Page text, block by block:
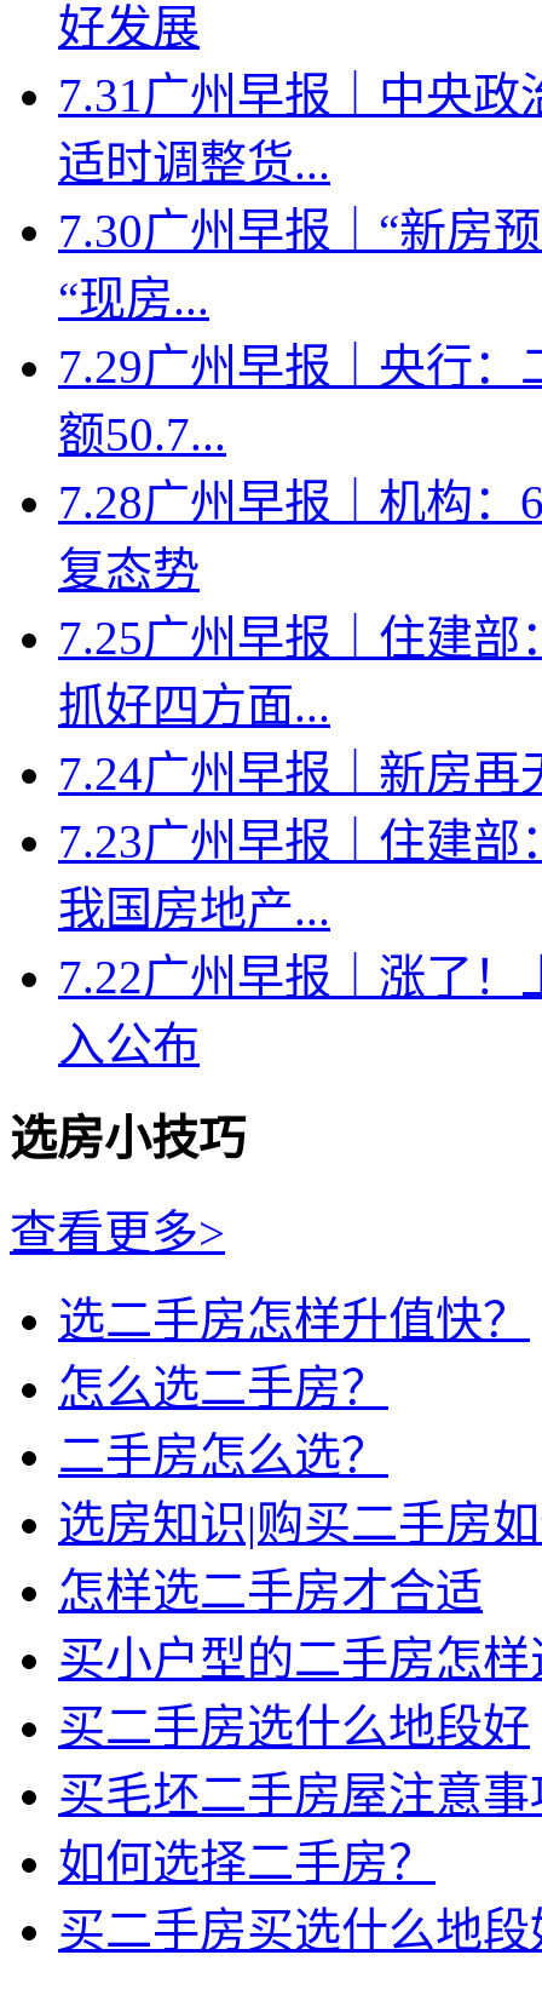
好发展
7.31广州早报｜中央
适时调整货...
7.30广州早报｜“新房
“现房...
7.29广州早报｜央行
额50.7...
7.28广州早报｜机构
复态势
7.25广州早报｜住建
抓好四方面...
7.24广州早报｜新房再
7.23广州早报｜住建
我国房地产...
7.22广州早报｜涨了
入公布
选房小技巧
查看更多>
选二手房怎样升值快？
怎么选二手房？
二手房怎么选？
选房知识|购买二手房
怎样选二手房才合适
买小户型的二手房怎样
买二手房选什么地段好
买毛坯二手房屋注意事
如何选择二手房？
买二手房买选什么地段